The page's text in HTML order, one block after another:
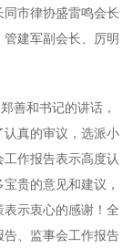
市律协盛雷鸣会长
建军副会长、厉明
善和书记的讲话，
真的审议，选派小
作报告表示高度认
贵的意见和建议，
示衷心的感谢！全
、监事会工作报告